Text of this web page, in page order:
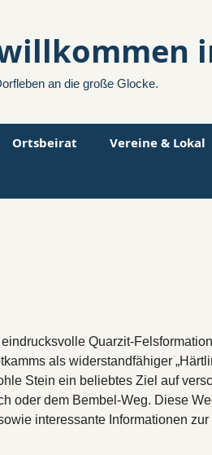
an die große Glocke.
Ortsbeirat Vereine & Lokal
Quarzit-
als widerstandfähiger
Stein ein beliebtes Ziel auf
oder dem Bembel-Weg. Diese
interessante Informationen